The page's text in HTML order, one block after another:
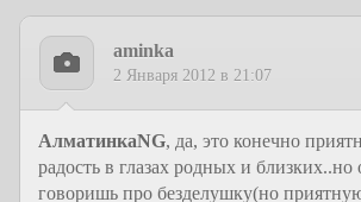
aminka
2 Января 2012 в 21:07
АлматинкаNG, да, это конечно
радость в глазах родных и близких..но
говоришь про безделушку(но